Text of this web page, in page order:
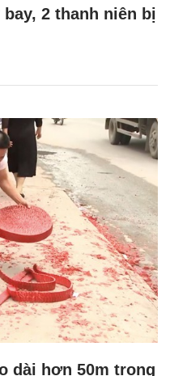
2 thanh niên bị
dài hơn 50m trong